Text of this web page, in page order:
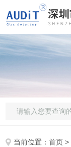
当前位置：首页 >